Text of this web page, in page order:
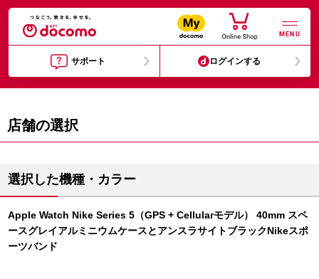
MENU
サポート ログインする
店舗の選択
選択した機種・カラー
Apple Watch Nike Series 5（GPS + Cellularモデル） 40mm スペ
ースグレイアルミニウムケースとアンスラサイトブラックNikeスポ
ーツバンド